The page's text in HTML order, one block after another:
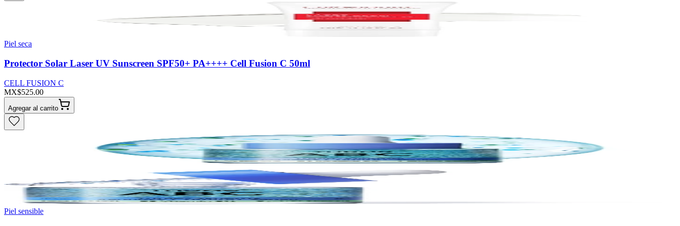
Piel seca
Protector Solar Laser UV Sunscreen SPF50+ PA++++ Cell Fusion C 50ml
CELL FUSION C
MX$525.00
Agregar al carrito
Piel sensible